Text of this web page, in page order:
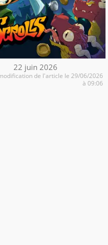
22 juin 2026
de l'article le 29/06/2026
à 09:06